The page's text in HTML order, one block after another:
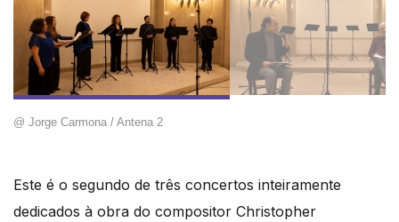
@ Jorge Carmona / Antena 2
Este é o segundo de três concertos inteiramente
dedicados à obra do compositor Christopher